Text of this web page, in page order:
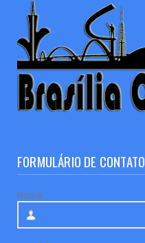
FORMULÁRIO DE CONTATO
Nome